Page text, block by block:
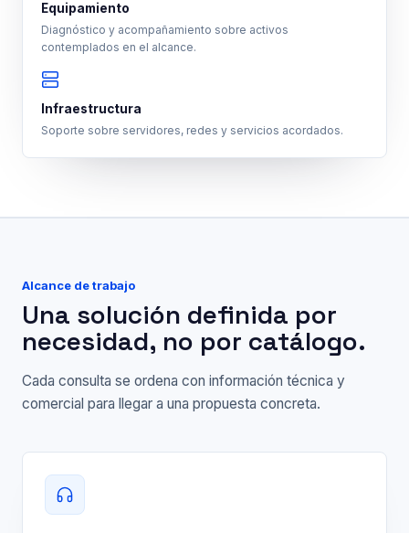
Equipamiento
Diagnóstico y acompañamiento sobre activos
contemplados en el alcance.
Infraestructura
Soporte sobre servidores, redes y servicios acordados.
Alcance de trabajo
Una solución definida por
necesidad, no por catálogo.
Cada consulta se ordena con información técnica y
comercial para llegar a una propuesta concreta.